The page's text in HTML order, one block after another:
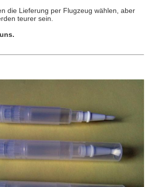
die Lieferung per Flugzeug wählen, aber
teurer sein.